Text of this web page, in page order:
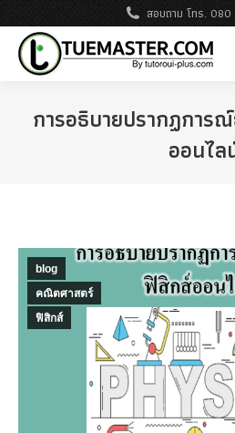
สอบถาม โทร.
การอธิบายปรากฏกา
ออนไล
blog
คณิตศาสตร์
ฟิสิกส์